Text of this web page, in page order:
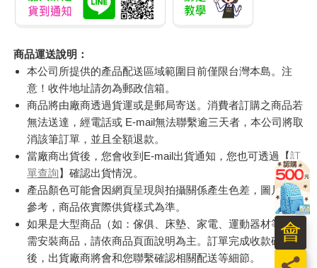
商品運送說明：
本公司所提供的產品配送區域範圍目前僅限台灣本島。注
意！收件地址請勿為郵政信箱。
商品將由廠商透過貨運或是郵局寄送。消費者訂購之商品若
無法送達，經電話或 E-mail無法聯繫逾三天者，本公司將取
消該筆訂單，並且全額退款。
當廠商出貨後，您會收到E-mail出貨通知，您也可透過【訂
單查詢】確認出貨情況。
產品顏色可能會因網頁呈現與拍攝關係產生色差，圖片僅供
參考，商品依實際供貨樣式為準。
如果是大型商品（如：傢俱、床墊、家電、運動器材等）及
需安裝商品，請依商品頁面說明為主。訂單完成收款確認
後，出貨廠商將會和您聯繫確認相關配送等細節。
會